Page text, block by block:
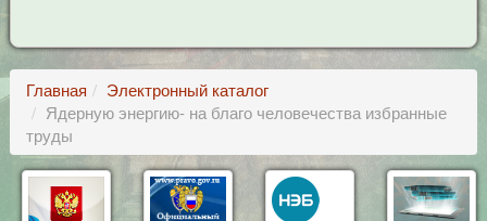
Главная
Электронный каталог
Ядерную энергию- на благо человечества избранные
труды